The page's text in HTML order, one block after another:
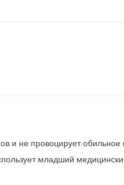
и не провоцирует обильное
младший